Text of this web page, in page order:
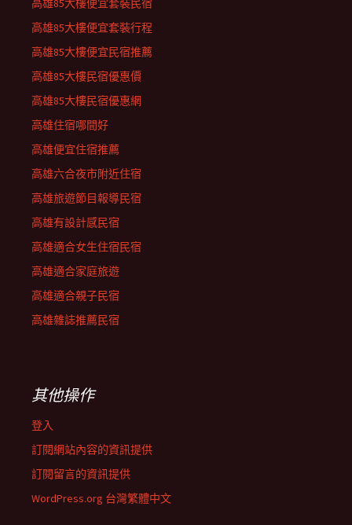
高雄85大樓便宜套裝民宿
高雄85大樓便宜套裝行程
高雄85大樓便宜民宿推薦
高雄85大樓民宿優惠價
高雄85大樓民宿優惠網
高雄住宿哪間好
高雄便宜住宿推薦
高雄六合夜市附近住宿
高雄旅遊節目報導民宿
高雄有設計感民宿
高雄適合女生住宿民宿
高雄適合家庭旅遊
高雄適合親子民宿
高雄雜誌推薦民宿
其他操作
登入
訂閱網站內容的資訊提供
訂閱留言的資訊提供
WordPress.org 台灣繁體中文